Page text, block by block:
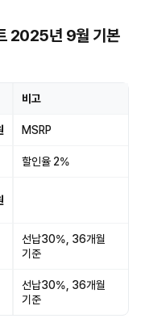
2025년 9월 기본
비고
MSRP
할인율 2%
선납30%, 36개월
기준
선납30%, 36개월
기준